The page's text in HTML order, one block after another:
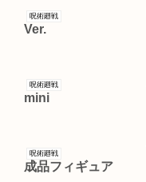
呪術廻戦
Ver.
呪術廻戦
mini
呪術廻戦
成品フィギュア